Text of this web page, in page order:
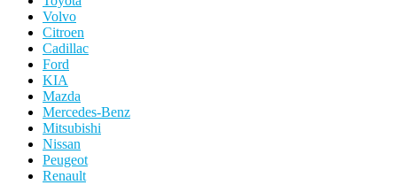
Volvo
Citroen
Cadillac
Ford
KIA
Mazda
Mercedes-Benz
Mitsubishi
Nissan
Peugeot
Renault